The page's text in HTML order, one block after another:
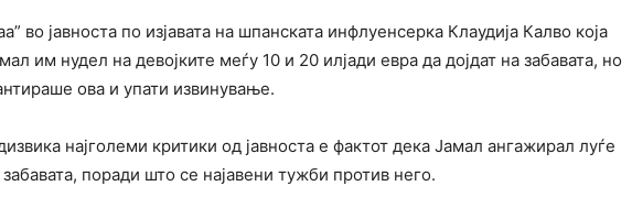
во јавноста по изјавата на шпанската инфлуенсерка Клаудија Калво која
им нудел на девојките меѓу 10 и 20 илјади евра да дојдат на забавата, но
ова и упати извинување.
најголеми критики од јавноста е фактот дека Јамал ангажирал луѓе
поради што се најавени тужби против него.